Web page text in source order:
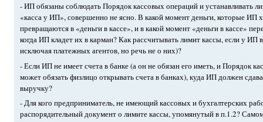
- ИП обязаны соблюдать Порядок кассовых операций и устанавливать
«касса у ИП», совершенно не ясно. В какой момент деньги, которые ИП
превращаются в «деньги в кассе», и в какой момент «деньги в кассе»
когда ИП кладет их в карман? Как рассчитывать лимит кассы, если у ИП
исключая платежных агентов, но речь не о них)?
- Если ИП не имеет счета в банке (а он не обязан его иметь, и Порядок
может обязать физлицо открывать счета в банках), куда ИП должен
выручку?
- Для кого предприниматель, не имеющий кассовых и бухгалтерских
распорядительный документ о лимите кассы, упомянутый в п.1.2?